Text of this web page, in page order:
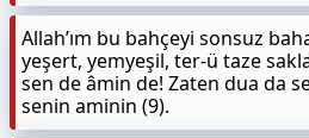
Allah’ım bu bahçeyi sonsuz
yeşert, yemyeşil, ter-ü taze
sen de âmin de! Zaten dua da
senin aminin (9).